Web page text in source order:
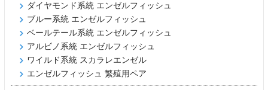
ダイヤモンド系統 エンゼルフィッシュ
ブルー系統 エンゼルフィッシュ
ベールテール系統 エンゼルフィッシュ
アルビノ系統 エンゼルフィッシュ
ワイルド系統 スカラレエンゼル
エンゼルフィッシュ 繁殖用ペア